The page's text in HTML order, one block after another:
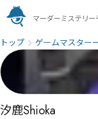
マーダーミステリ
トップ ゲームマスター
汐鹿Shioka